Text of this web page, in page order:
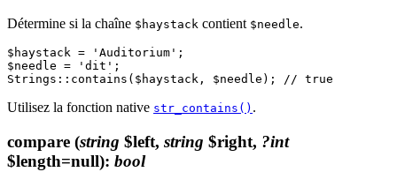
Détermine si la chaîne $haystack contient $needle.
$haystack = 'Auditorium';
$needle = 'dit';
Utilisez la fonction native str_contains() .
compare (string $left, string $right, ?int
$length=null): bool